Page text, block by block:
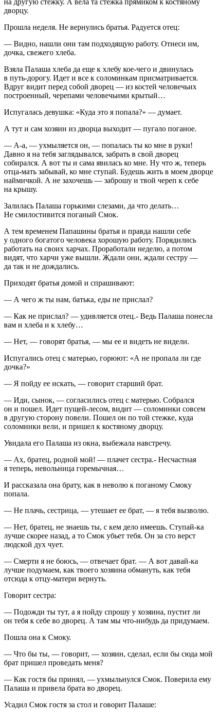
на другую стежку. А вела та стежка прямиком к костяному
дворцу.
Прошла неделя. Не вернулись братья. Радуется отец:
— Видно, нашли они там подходящую работу. Отнеси им,
дочка, свежего хлеба.
Взяла Палаша хлеба да еще к хлебу кое-чего и двинулась
в путь-дорогу. Идет и все к соломинкам присматривается.
Вдруг видит перед собой дворец — из костей человечьих
построенный, черепами человечьими крытый…
Испугалась девушка: «Куда это я попала?» — думает.
А тут и сам хозяин из дворца выходит — пугало поганое.
— А-а, — ухмыляется он, — попалась ты ко мне в руки!
Давно я на тебя заглядывался, забрать в свой дворец
собирался. А вот ты и сама явилась ко мне. Ну что ж, теперь
отца-мать забывай, ко мне ступай. Будешь жить в моем дворце
наймичкой. А не захочешь — заброшу и твой череп к себе
на крышу.
Залилась Палаша горькими слезами, да что делать…
Не смилостивится поганый Смок.
А тем временем Папашины братья и правда нашли себе
у одного богатого человека хорошую работу. Порядились
работать на своих харчах. Проработали неделю, а потом
видят, что харчи уже вышли. Ждали они, ждали сестру —
да так и не дождались.
Приходят братья домой и спрашивают:
— А чего ж ты нам, батька, еды не прислал?
— Как не прислал? — удивляется отец.- Ведь Палаша понесла
вам и хлеба и к хлебу…
— Нет, — говорят братья, — мы ее и видеть не видели.
Испугались отец с матерью, горюют: «А не пропала ли где
дочка?»
— Я пойду ее искать, — говорит старший брат.
— Иди, сынок, — согласились отец с матерью. Собрался
он и пошел. Идет пущей-лесом, видит — соломинки совсем
в другую сторону повели. Пошел он по той стежке, куда
соломинки вели, и пришел к костяному дворцу.
Увидала его Палаша из окна, выбежала навстречу.
— Ах, братец, родной мой! — плачет сестра.- Несчастная
я теперь, невольница горемычная…
И рассказала она брату, как в неволю к поганому Смоку
попала.
— Не плачь, сестрица, — утешает ее брат, — я тебя вызволю.
— Нет, братец, не знаешь ты, с кем дело имеешь. Ступай-ка
лучше скорее назад, а то Смок убьет тебя. Он за сто верст
людской дух чует.
— Смерти я не боюсь, — отвечает брат. — А вот давай-ка
лучше подумаем, как твоего хозяина обмануть, как тебя
отсюда к отцу-матери вернуть.
Говорит сестра:
— Подожди ты тут, а я пойду спрошу у хозяина, пустит ли
он тебя к себе во дворец. А там мы что-нибудь да придумаем.
Пошла она к Смоку.
— Что бы ты, — говорит, — хозяин, сделал, если бы сюда мой
брат пришел проведать меня?
— Как гостя бы принял, — ухмыльнулся Смок. Поверила ему
Палаша и привела брата во дворец.
Усадил Смок гостя за стол и говорит Палаше: